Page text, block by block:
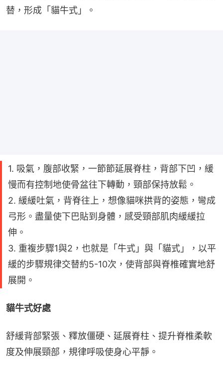
替，形成「貓牛式」。
1. 吸氣，腹部收緊，一節節延展脊柱，背部下凹，緩
慢而有控制地使骨盆往下轉動，頸部保持放鬆。
2. 緩緩吐氣，背脊往上，想像貓咪拱背的姿態，彎成
弓形。盡量使下巴貼到身體，感受頸部肌肉緩緩拉
伸。
3. 重複步驟1與2，也就是「牛式」與「貓式」，以平
緩的步驟規律交替約5-10次，使背部與脊椎確實地舒
展開。
貓牛式好處
舒緩背部緊張、釋放僵硬、延展脊柱、提升脊椎柔軟
度及伸展頸部，規律呼吸使身心平靜。